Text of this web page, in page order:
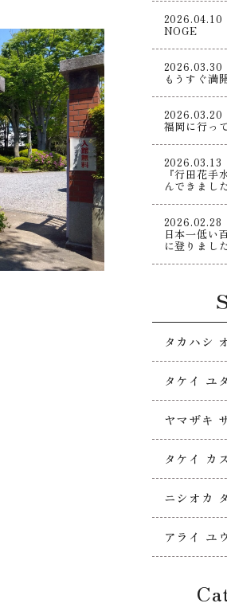
2026.04.10
NOGE
2026.03.30
もうすぐ満
2026.03.20
福岡に行っ
2026.03.13
『行田花手
んできまし
2026.02.28
日本一低い
に登りまし
タカハシ
タケイ ユ
ヤマザキ
タケイ カ
ニシオカ
アライ ユ